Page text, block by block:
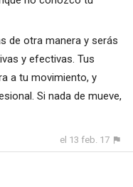
de otra manera y serás
y efectivas. Tus
a tu movimiento, y
Si nada de mueve,
el 13 feb. 17